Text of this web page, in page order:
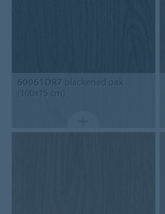
60061DR7 blackened oak
(100x15 cm)